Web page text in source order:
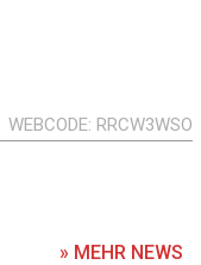
WEBCODE RRCW3WSO
» MEHR NEWS